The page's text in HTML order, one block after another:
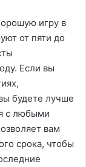
игру в
от пяти до
Если вы
будете лучше
с любыми
вам
срока, чтобы